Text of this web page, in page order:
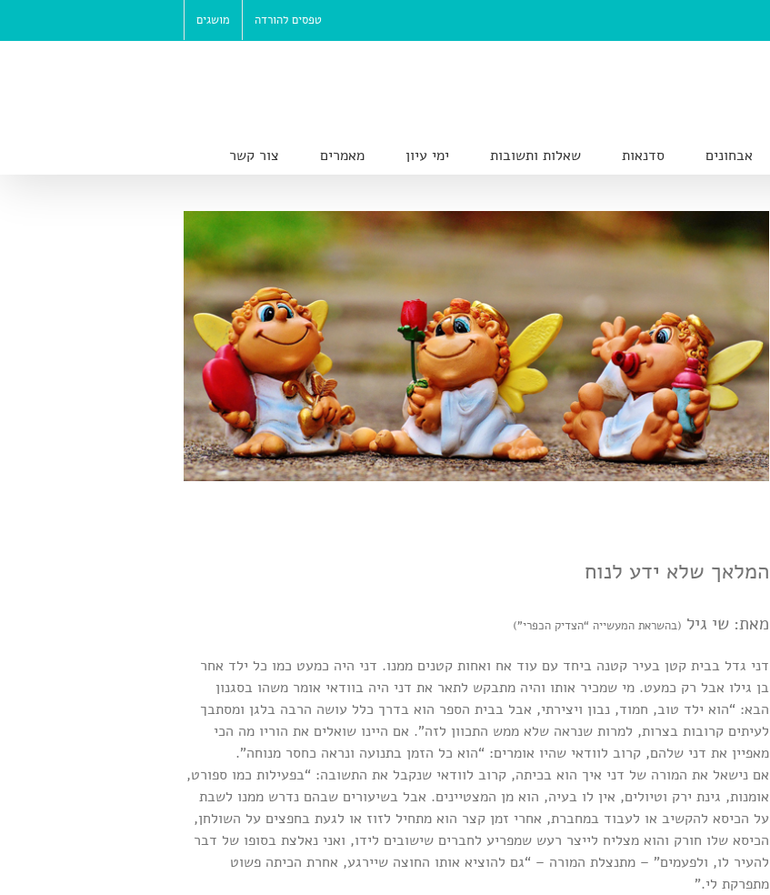
טפסים להורדה מושגים
אבחונים סדנאות שאלות ותשובות ימי עיון מאמרים צור קשר
Larger
Image
המלאך שלא ידע לנוח
מאת: שי גיל (בהשראת המעשייה “הצדיק הכפרי”)
דני גדל בבית קטן בעיר קטנה ביחד עם עוד אח ואחות קטנים ממנו. דני היה כמעט כמו כל ילד אחר
בן גילו אבל רק כמעט. מי שמכיר אותו והיה מתבקש לתאר את דני היה בוודאי אומר משהו בסגנון
הבא: “הוא ילד טוב, חמוד, נבון ויצירתי, אבל בבית הספר הוא בדרך כלל עושה הרבה בלגן ומסתבך
לעיתים קרובות בצרות, למרות שנראה שלא ממש התכוון לזה”. אם היינו שואלים את הוריו מה הכי
מאפיין את דני שלהם, קרוב לוודאי שהיו אומרים: “הוא כל הזמן בתנועה ונראה כחסר מנוחה”.
אם נישאל את המורה של דני איך הוא בכיתה, קרוב לוודאי שנקבל את התשובה: “בפעילות כמו ספורט,
אומנות, גינת ירק וטיולים, אין לו בעיה, הוא מן המצטיינים. אבל בשיעורים שבהם נדרש ממנו לשבת
על הכיסא להקשיב או לעבוד במחברת, אחרי זמן קצר הוא מתחיל לזוז או לגעת בחפצים על השולחן,
הכיסא שלו חורק והוא מצליח לייצר רעש שמפריע לחברים שישובים לידו, ואני נאלצת בסופו של דבר
להעיר לו, ולפעמים” – מתנצלת המורה – “גם להוציא אותו החוצה שיירגע, אחרת הכיתה פשוט
מתפרקת לי.”